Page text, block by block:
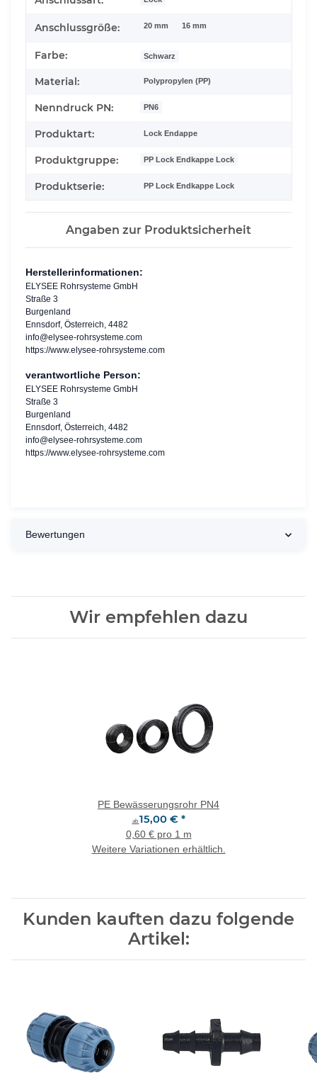
Anschlussgröße: 20 mm 16 mm
Farbe: Schwarz
Material: Polypropylen (PP)
Nenndruck PN: PN6
Produktart: Lock Endappe
Produktgruppe: PP Lock Endkappe Lock
Produktserie: PP Lock Endkappe Lock
Angaben zur Produktsicherheit
Herstellerinformationen:
ELYSEE Rohrsysteme GmbH
Straße 3
Burgenland
Ennsdorf, Österreich, 4482
info@elysee-rohrsysteme.com
https://www.elysee-rohrsysteme.com
verantwortliche Person:
ELYSEE Rohrsysteme GmbH
Straße 3
Burgenland
Ennsdorf, Österreich, 4482
info@elysee-rohrsysteme.com
https://www.elysee-rohrsysteme.com
Bewertungen
Wir empfehlen dazu
PE Bewässerungsrohr PN4
ab 15,00 € *
0,60 € pro 1 m
Weitere Variationen erhältlich.
Kunden kauften dazu folgende
Artikel: